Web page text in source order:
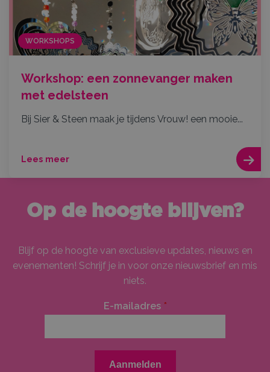
WORKSHOPS
Workshop: een zonnevanger maken
met edelsteen
Bij Sier & Steen maak je tijdens Vrouw! een mooie...
Lees meer
Op de hoogte blijven?
Blijf op de hoogte van exclusieve updates, nieuws en
evenementen! Schrijf je in voor onze nieuwsbrief en mis
niets.
E-mailadres*